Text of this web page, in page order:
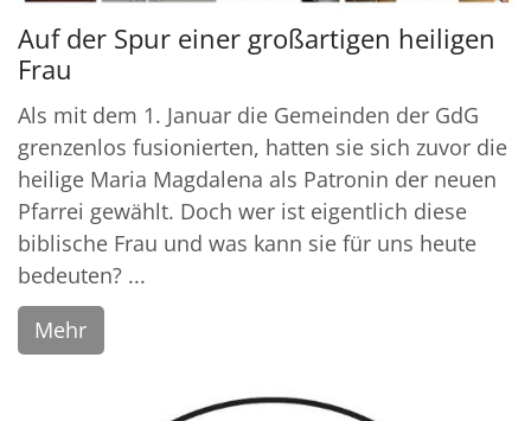
Auf der Spur einer großartigen heiligen
Frau
Als mit dem 1. Januar die Gemeinden der GdG
grenzenlos fusionierten, hatten sie sich zuvor die
heilige Maria Magdalena als Patronin der neuen
Pfarrei gewählt. Doch wer ist eigentlich diese
biblische Frau und was kann sie für uns heute
bedeuten? ...
Mehr